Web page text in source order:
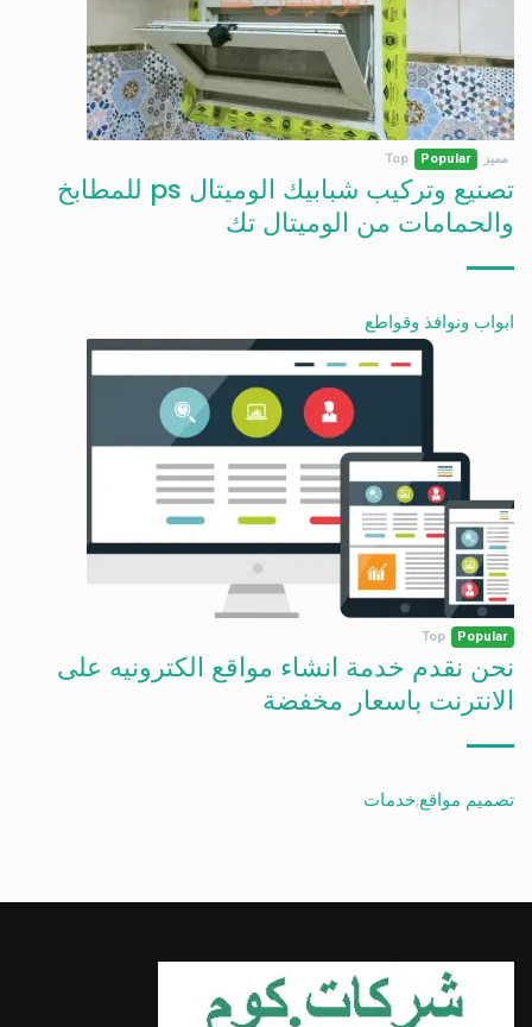
مميز Popular
Top
تصنيع وتركيب شبابيك الوميتال ps للمطابخ
والحمامات من الوميتال تك
ابواب ونوافذ وقواطع
Popular
Top
نحن نقدم خدمة انشاء مواقع الكترونيه على
الانترنت باسعار مخفضة
تصميم مواقع,خدمات